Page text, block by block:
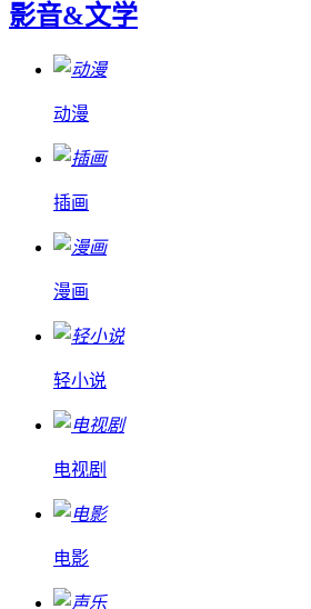
影音&文学
动漫
插画
漫画
轻小说
电视剧
电影